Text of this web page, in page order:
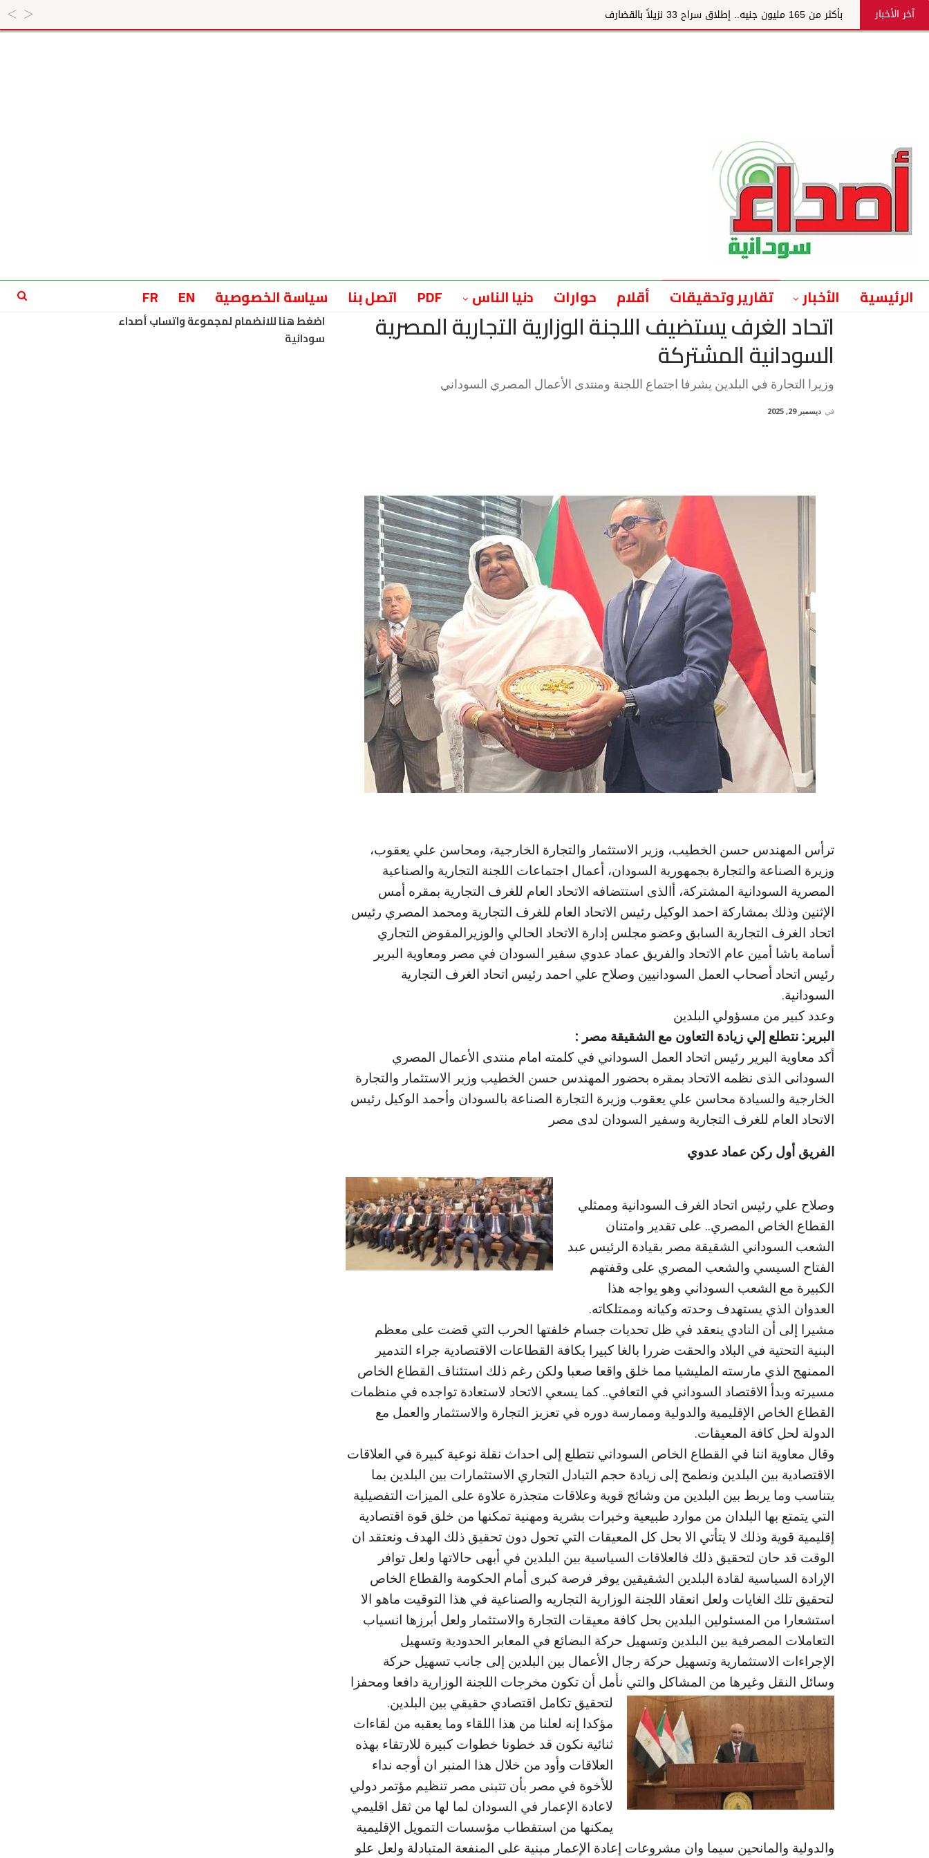
آخر الأخبار بأكثر من 165 مليون جنيه.. إطلاق سراح 33 نزيلاً بالقضارف
الرئيسية الأخبار تقارير وتحقيقات أقلام حوارات دنيا الناس PDF اتصل بنا سياسة الخصوصية EN
FR
اتحاد الغرف يستضيف اللجنة الوزارية التجارية المصرية
السودانية المشتركة
وزيرا التجارة في البلدين يشرفا اجتماع اللجنة ومنتدى الأعمال المصري السوداني
في ديسمبر 29, 2025
ترأس المهندس حسن الخطيب، وزير الاستثمار والتجارة الخارجية، ومحاسن علي يعقوب،
وزيرة الصناعة والتجارة بجمهورية السودان، أعمال اجتماعات اللجنة التجارية والصناعية
المصرية السودانية المشتركة، أالذى استتضافه الاتحاد العام للغرف التجارية بمقره أمس
الإثنين وذلك بمشاركة احمد الوكيل رئيس الاتحاد العام للغرف التجارية ومحمد المصري رئيس
اتحاد الغرف التجارية السابق وعضو مجلس إدارة الاتحاد الحالي والوزيرالمفوض التجاري
أسامة باشا أمين عام الاتحاد والفريق عماد عدوي سفير السودان في مصر ومعاوية البرير
رئيس اتحاد أصحاب العمل السودانيين وصلاح علي احمد رئيس اتحاد الغرف التجارية
السودانية.
وعدد كبير من مسؤولي البلدين
البرير: نتطلع إلي زيادة التعاون مع الشقيقة مصر :
أكد معاوية البرير رئيس اتحاد العمل السوداني في كلمته امام منتدى الأعمال المصري
السودانى الذى نظمه الاتحاد بمقره بحضور المهندس حسن الخطيب وزير الاستثمار والتجارة
الخارجية والسيادة محاسن علي يعقوب وزيرة التجارة الصناعة بالسودان وأحمد الوكيل رئيس
الاتحاد العام للغرف التجارية وسفير السودان لدى مصر
الفريق أول ركن عماد عدوي
وصلاح علي رئيس اتحاد الغرف السودانية وممثلي
القطاع الخاص المصري.. على تقدير وامتنان
الشعب السوداني الشقيقة مصر بقيادة الرئيس عبد
الفتاح السيسي والشعب المصري على وقفتهم
الكبيرة مع الشعب السوداني وهو يواجه هذا
العدوان الذي يستهدف وحدته وكيانه وممتلكاته.
مشيرا إلى أن النادي ينعقد في ظل تحديات جسام خلفتها الحرب التي قضت على معظم
البنية التحتية في البلاد والحقت ضررا بالغا كبيرا بكافة القطاعات الاقتصادية جراء التدمير
الممنهج الذي مارسته المليشيا مما خلق واقعا صعبا ولكن رغم ذلك استئناف القطاع الخاص
مسيرته وبدأ الاقتصاد السوداني في التعافي.. كما يسعي الاتحاد لاستعادة تواجده في منظمات
القطاع الخاص الإقليمية والدولية وممارسة دوره في تعزيز التجارة والاستثمار والعمل مع
الدولة لحل كافة المعيقات.
وقال معاوية اننا في القطاع الخاص السوداني نتطلع إلى احداث نقلة نوعية كبيرة في العلاقات
الاقتصادية بين البلدين ونطمح إلى زيادة حجم التبادل التجاري الاستثمارات بين البلدين بما
يتناسب وما يربط بين البلدين من وشائج قوية وعلاقات متجذرة علاوة على الميزات التفصيلية
التي يتمتع بها البلدان من موارد طبيعية وخبرات بشرية ومهنية تمكنها من خلق قوة اقتصادية
إقليمية قوية وذلك لا يتأتي الا بحل كل المعيقات التي تحول دون تحقيق ذلك الهدف ونعتقد ان
الوقت قد حان لتحقيق ذلك فالعلاقات السياسية بين البلدين في أبهى حالاتها ولعل توافر
الإرادة السياسية لقادة البلدين الشقيقين يوفر فرصة كبرى أمام الحكومة والقطاع الخاص
لتحقيق تلك الغايات ولعل انعقاد اللجنة الوزارية التجاريه والصناعية في هذا التوقيت ماهو الا
استشعارا من المسئولين البلدين بحل كافة معيقات التجارة والاستثمار ولعل أبرزها انسياب
التعاملات المصرفية بين البلدين وتسهيل حركة البضائع في المعابر الحدودية وتسهيل
الإجراءات الاستثمارية وتسهيل حركة رجال الأعمال بين البلدين إلى جانب تسهيل حركة
وسائل النقل وغيرها من المشاكل والتي نأمل أن تكون مخرجات اللجنة الوزارية دافعا ومحفزا
لتحقيق تكامل اقتصادي حقيقي بين البلدين.
مؤكدا إنه لعلنا من هذا اللقاء وما يعقبه من لقاءات
ثنائية نكون قد خطونا خطوات كبيرة للارتقاء بهذه
العلاقات وأود من خلال هذا المنبر ان أوجه نداء
للأخوة في مصر بأن تتبنى مصر تنظيم مؤتمر دولي
لاعادة الإعمار في السودان لما لها من ثقل اقليمي
يمكنها من استقطاب مؤسسات التمويل الإقليمية
والدولية والمانحين سيما وان مشروعات إعادة الإعمار مبنية على المنفعة المتبادلة ولعل علو
اضغط هنا للانضمام لمجموعة واتساب أصداء
سودانية